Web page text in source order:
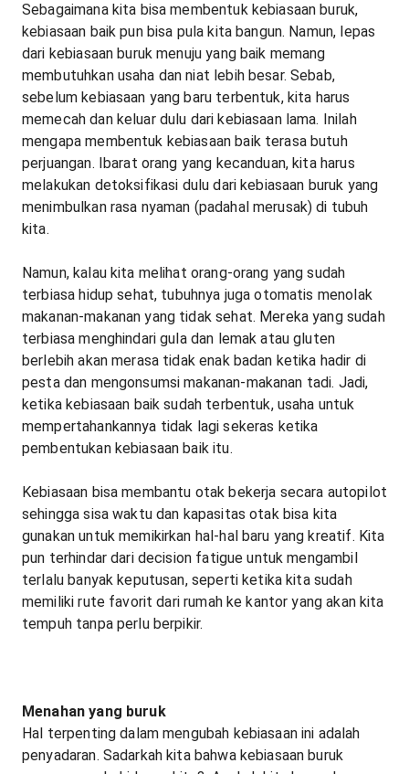
Sebagaimana kita bisa membentuk kebiasaan buruk,
kebiasaan baik pun bisa pula kita bangun. Namun, lepas
dari kebiasaan buruk menuju yang baik memang
membutuhkan usaha dan niat lebih besar. Sebab,
sebelum kebiasaan yang baru terbentuk, kita harus
memecah dan keluar dulu dari kebiasaan lama. Inilah
mengapa membentuk kebiasaan baik terasa butuh
perjuangan. Ibarat orang yang kecanduan, kita harus
melakukan detoksifikasi dulu dari kebiasaan buruk yang
menimbulkan rasa nyaman (padahal merusak) di tubuh
kita.
Namun, kalau kita melihat orang-orang yang sudah
terbiasa hidup sehat, tubuhnya juga otomatis menolak
makanan-makanan yang tidak sehat. Mereka yang sudah
terbiasa menghindari gula dan lemak atau gluten
berlebih akan merasa tidak enak badan ketika hadir di
pesta dan mengonsumsi makanan-makanan tadi. Jadi,
ketika kebiasaan baik sudah terbentuk, usaha untuk
mempertahankannya tidak lagi sekeras ketika
pembentukan kebiasaan baik itu.
Kebiasaan bisa membantu otak bekerja secara autopilot
sehingga sisa waktu dan kapasitas otak bisa kita
gunakan untuk memikirkan hal-hal baru yang kreatif. Kita
pun terhindar dari decision fatigue untuk mengambil
terlalu banyak keputusan, seperti ketika kita sudah
memiliki rute favorit dari rumah ke kantor yang akan kita
tempuh tanpa perlu berpikir.
Menahan yang buruk
Hal terpenting dalam mengubah kebiasaan ini adalah
penyadaran. Sadarkah kita bahwa kebiasaan buruk